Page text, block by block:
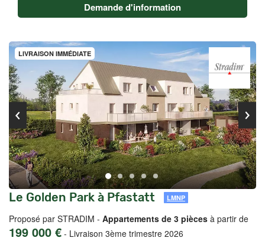
Demande d'information
LIVRAISON IMMÉDIATE
Le Golden Park à Pfastatt LMNP
Proposé par STRADIM - Appartements de 3 pièces à partir de
199 000 € - Livraison 3ème trimestre 2026